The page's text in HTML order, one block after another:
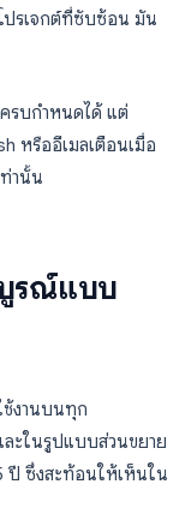
ปรเจกต์ที่ซับซ้อน มัน
รบกำหนดได้ แต่
หรืออีเมลเตือนเมื่อ
านั้น
รณ์แบบ
ช้งานบนทุก
ะในรูปแบบส่วนขยาย
ปี ซึ่งสะท้อนให้เห็นใน